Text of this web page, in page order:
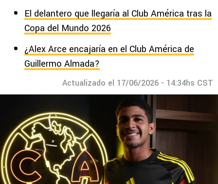
El delantero que llegaría al Club América tras la
Copa del Mundo 2026
¿Alex Arce encajaría en el Club América de
Guillermo Almada?
Actualizado el 17/06/2026 - 14:34hs CST